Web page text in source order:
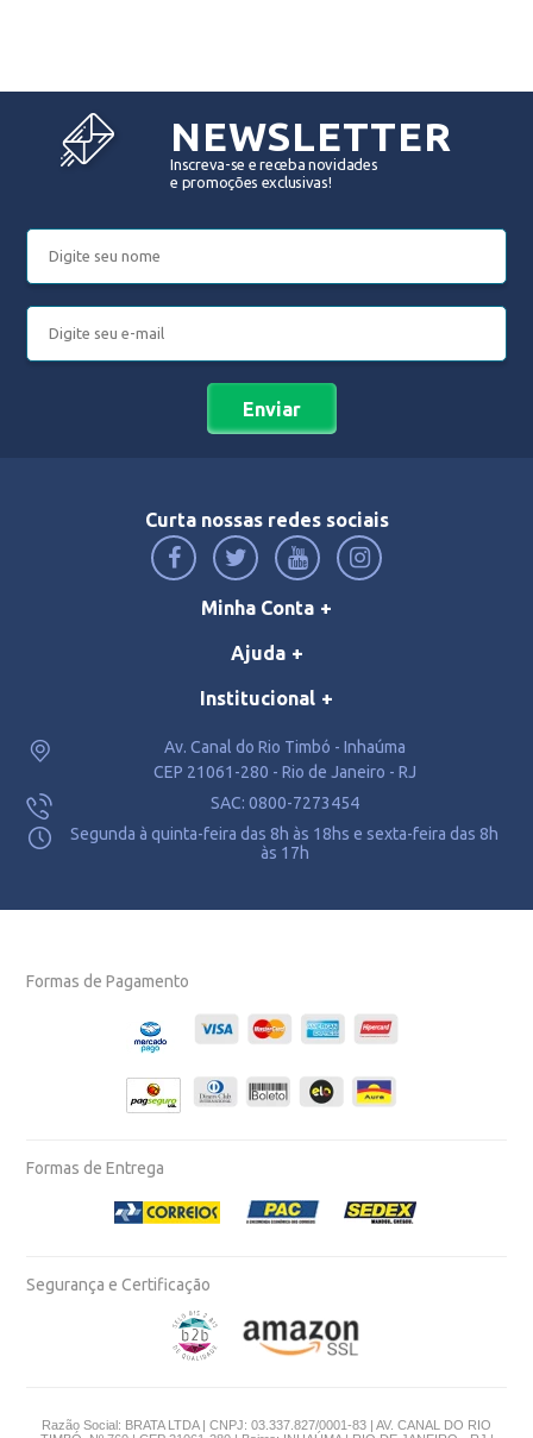
NEWSLETTER
Inscreva-se e receba novidades
e promoções exclusivas!
Enviar
Curta nossas redes sociais
Minha Conta
Ajuda
Institucional
Av. Canal do Rio Timbó - Inhaúma
CEP 21061-280 - Rio de Janeiro - RJ
SAC: 0800-7273454
Segunda à quinta-feira das 8h às 18hs e sexta-feira das 8h
às 17h
Formas de Pagamento
Formas de Entrega
Segurança e Certificação
Razão Social: BRATA LTDA | CNPJ: 03.337.827/0001-83 | AV. CANAL DO RIO